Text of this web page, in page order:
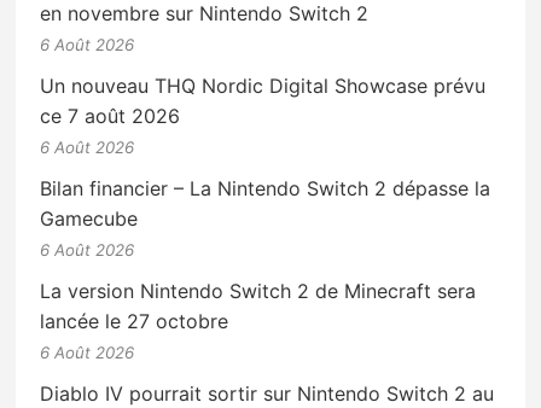
en novembre sur Nintendo Switch 2
6 Août 2026
Un nouveau THQ Nordic Digital Showcase prévu
ce 7 août 2026
6 Août 2026
Bilan financier – La Nintendo Switch 2 dépasse la
Gamecube
6 Août 2026
La version Nintendo Switch 2 de Minecraft sera
lancée le 27 octobre
6 Août 2026
Diablo IV pourrait sortir sur Nintendo Switch 2 au